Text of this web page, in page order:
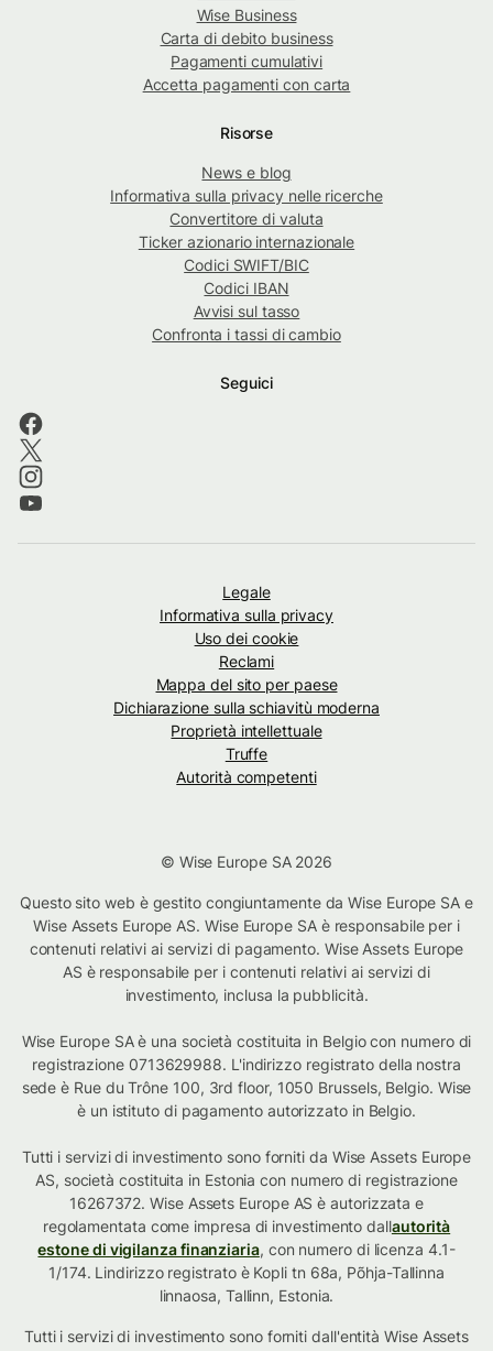
Wise Business
Carta di debito business
Pagamenti cumulativi
Accetta pagamenti con carta
Risorse
News e blog
Informativa sulla privacy nelle ricerche
Convertitore di valuta
Ticker azionario internazionale
Codici SWIFT/BIC
Codici IBAN
Avvisi sul tasso
Confronta i tassi di cambio
Seguici
Legale
Informativa sulla privacy
Uso dei cookie
Reclami
Mappa del sito per paese
Dichiarazione sulla schiavitù moderna
Proprietà intellettuale
Truffe
Autorità competenti
© Wise Europe SA 2026
Questo sito web è gestito congiuntamente da Wise Europe SA e
Wise Assets Europe AS. Wise Europe SA è responsabile per i
contenuti relativi ai servizi di pagamento. Wise Assets Europe
AS è responsabile per i contenuti relativi ai servizi di
investimento, inclusa la pubblicità.
Wise Europe SA è una società costituita in Belgio con numero di
registrazione 0713629988. L'indirizzo registrato della nostra
sede è Rue du Trône 100, 3rd floor, 1050 Brussels, Belgio. Wise
è un istituto di pagamento autorizzato in Belgio.
Tutti i servizi di investimento sono forniti da Wise Assets Europe
AS, società costituita in Estonia con numero di registrazione
16267372. Wise Assets Europe AS è autorizzata e
regolamentata come impresa di investimento dallautorità
estone di vigilanza finanziaria, con numero di licenza 4.1-
1/174. Lindirizzo registrato è Kopli tn 68a, Põhja-Tallinna
linnaosa, Tallinn, Estonia.
Tutti i servizi di investimento sono forniti dall'entità Wise Assets